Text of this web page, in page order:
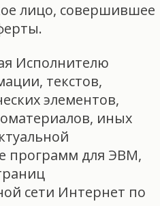
лицо, совершившее
Исполнителю
текстов,
элементов,
иных
программ для ЭВМ,
сети Интернет по